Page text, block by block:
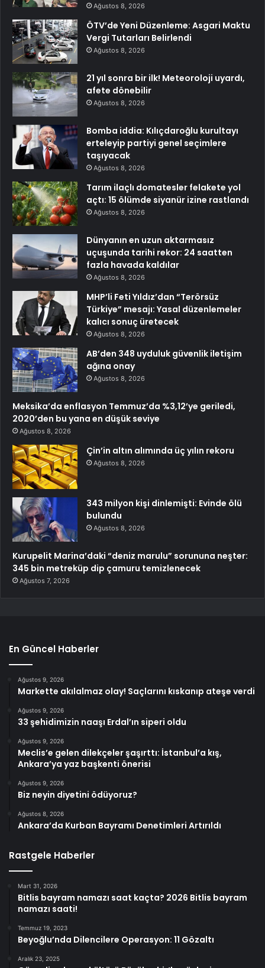
Ağustos 8, 2026
ÖTV’de Yeni Düzenleme: Asgari Maktu
Vergi Tutarları Belirlendi
Ağustos 8, 2026
21 yıl sonra bir ilk! Meteoroloji uyardı,
afete dönebilir
Ağustos 8, 2026
Bomba iddia: Kılıçdaroğlu kurultayı
erteleyip partiyi genel seçimlere
taşıyacak
Ağustos 8, 2026
Tarım ilaçlı domatesler felakete yol
açtı: 15 ölümde siyanür izine rastlandı
Ağustos 8, 2026
Dünyanın en uzun aktarmasız
uçuşunda tarihi rekor: 24 saatten
fazla havada kaldılar
Ağustos 8, 2026
MHP’li Feti Yıldız’dan “Terörsüz
Türkiye” mesajı: Yasal düzenlemeler
kalıcı sonuç üretecek
Ağustos 8, 2026
AB’den 348 uyduluk güvenlik iletişim
ağına onay
Ağustos 8, 2026
Meksika’da enflasyon Temmuz’da %3,12’ye geriledi,
2020’den bu yana en düşük seviye
Ağustos 8, 2026
Çin’in altın alımında üç yılın rekoru
Ağustos 8, 2026
343 milyon kişi dinlemişti: Evinde ölü
bulundu
Ağustos 8, 2026
Kurupelit Marina’daki “deniz marulu” sorununa neşter:
345 bin metreküp dip çamuru temizlenecek
Ağustos 7, 2026
En Güncel Haberler
Ağustos 9, 2026
Markette akılalmaz olay! Saçlarını kıskanıp ateşe verdi
Ağustos 9, 2026
33 şehidimizin naaşı Erdal’ın siperi oldu
Ağustos 9, 2026
Meclis’e gelen dilekçeler şaşırttı: İstanbul’a kış,
Ankara’ya yaz başkenti önerisi
Ağustos 9, 2026
Biz neyin diyetini ödüyoruz?
Ağustos 8, 2026
Ankara’da Kurban Bayramı Denetimleri Artırıldı
Rastgele Haberler
Mart 31, 2026
Bitlis bayram namazı saat kaçta? 2026 Bitlis bayram
namazı saati!
Temmuz 19, 2023
Beyoğlu’nda Dilencilere Operasyon: 11 Gözaltı
Aralık 23, 2025